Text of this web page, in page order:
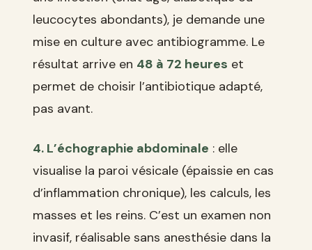
leucocytes abondants), je demande une
mise en culture avec antibiogramme. Le
résultat arrive en 48 à 72 heures et
permet de choisir l’antibiotique adapté,
pas avant.
4. L’échographie abdominale : elle
visualise la paroi vésicale (épaissie en cas
d’inflammation chronique), les calculs, les
masses et les reins. C’est un examen non
invasif, réalisable sans anesthésie dans la